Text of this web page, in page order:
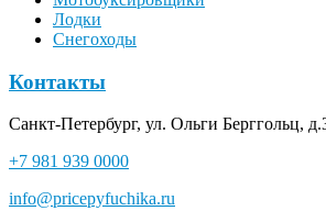
Лодки
Снегоходы
Контакты
Санкт-Петербург, ул. Ольги Берггольц,
+7 981 939 0000
info@pricepyfuchika.ru